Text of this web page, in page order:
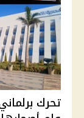
تحرك